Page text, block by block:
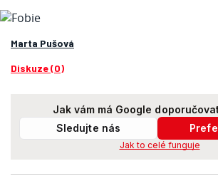
Marta Pušová
Diskuze (0)
Jak vám má Google
Sledujte nás
Jak to celé funguje